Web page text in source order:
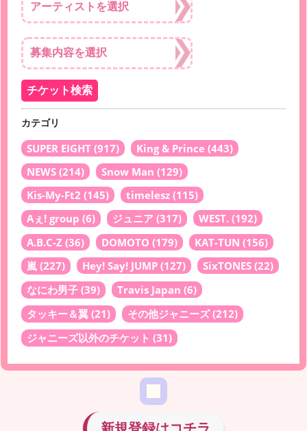
カテゴリ
SUPER EIGHT (917) King & Prince (443)
NEWS (214) Snow Man (129)
Kis-My-Ft2 (145) timelesz (115)
Aぇ! group (6) ジュニア (317) WEST. (192)
A.B.C-Z (36) DOMOTO (179) KAT-TUN (156)
嵐 (227) Hey! Say! JUMP (127) SixTONES (22)
なにわ男子 (39) Travis Japan (6)
タッキー＆翼 (21) その他ジャニーズ(212)
ジャニーズ以外のチケット (31)